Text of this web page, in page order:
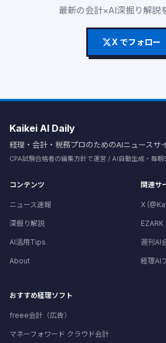
最新の会計×AI深掘り解説
X でフォロー
Kaikei AI Daily
経理・会計・税務プロのためのAIニュースサ
CPA試験合格者の編集方針で運営 / AI自動生成・毎
コンテンツ
ニュース速報
深掘り解説
AI活用Tips
About
関連サ
X
週刊AI
経理AI
おすすめ経理ソフト
freee会計（広告）
マネーフォワード クラウド会計